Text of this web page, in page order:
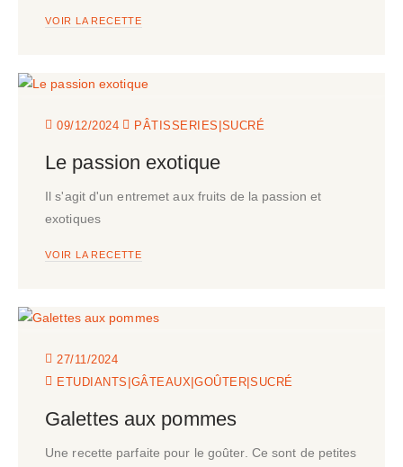
VOIR LA RECETTE
09/12/2024 PÂTISSERIES |SUCRÉ
Le passion exotique
Il s'agit d'un entremet aux fruits de la passion et
exotiques
VOIR LA RECETTE
27/11/2024
ETUDIANTS |GÂTEAUX|GOÛTER|SUCRÉ
Galettes aux pommes
Une recette parfaite pour le goûter. Ce sont de petites